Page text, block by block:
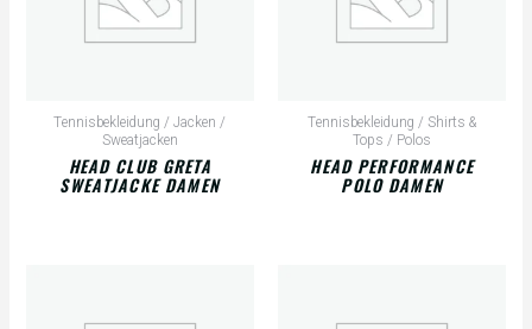
Tennisbekleidung / Jacken /
Sweatjacken
HEAD CLUB GRETA
SWEATJACKE DAMEN
Tennisbekleidung / Shirts &
Tops / Polos
HEAD PERFORMANCE
POLO DAMEN